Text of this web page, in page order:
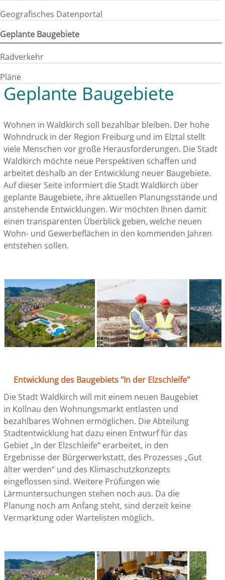
Geografisches Datenportal
Geplante Baugebiete
Radverkehr
Pläne
Geplante Baugebiete
Wohnen in Waldkirch soll bezahlbar bleiben. Der hohe
Wohndruck in der Region Freiburg und im Elztal stellt
viele Menschen vor große Herausforderungen. Die Stadt
Waldkirch möchte neue Perspektiven schaffen und
arbeitet deshalb an der Entwicklung neuer Baugebiete.
Auf dieser Seite informiert die Stadt Waldkirch über
geplante Baugebiete, ihre aktuellen Planungsstände und
anstehende Entwicklungen. Wir möchten Ihnen damit
einen transparenten Überblick geben, welche neuen
Wohn- und Gewerbeflächen in den kommenden Jahren
entstehen sollen.
Entwicklung des Baugebiets "In der Elzschleife"
Die Stadt Waldkirch will mit einem neuen Baugebiet
in Kollnau den Wohnungsmarkt entlasten und
bezahlbares Wohnen ermöglichen. Die Abteilung
Stadtentwicklung hat dazu einen Entwurf für das
Gebiet „In der Elzschleife“ erarbeitet, in den
Ergebnisse der Bürgerwerkstatt, des Prozesses „Gut
älter werden“ und des Klimaschutzkonzepts
eingeflossen sind. Weitere Prüfungen wie
Lärmuntersuchungen stehen noch aus. Da die
Planung noch am Anfang steht, sind derzeit keine
Vermarktung oder Wartelisten möglich.